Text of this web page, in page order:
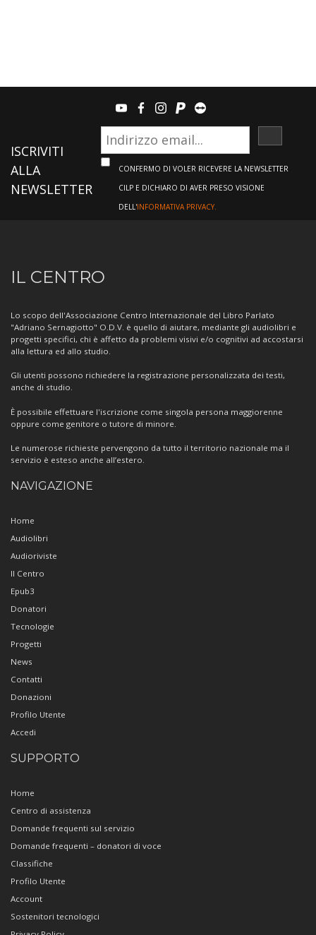
youtubefacebook
instagram
paypalteamviewer
ISCRIVITI
ALLA
NEWSLETTER
CONFERMO DI VOLER RICEVERE LA NEWSLETTER
CILP E DICHIARO DI AVER PRESO VISIONE
DELL'INFORMATIVA PRIVACY.
Informazioni
sul
Centro
IL CENTRO
Lo scopo dell'Associazione Centro Internazionale del Libro Parlato
"Adriano Sernagiotto" O.D.V. è quello di aiutare, mediante gli audiolibri e
progetti specifici, chi è affetto da problemi visivi e/o cognitivi ad accostarsi
alla lettura ed allo studio.
Gli utenti possono richiedere la registrazione personalizzata dei testi,
anche di studio.
È possibile effettuare l'iscrizione come singola persona maggiorenne
oppure come genitore o tutore di minore.
Le numerose richieste pervengono da tutto il territorio nazionale ma il
servizio è esteso anche all’estero.
NAVIGAZIONE
Home
Audiolibri
Audioriviste
Il Centro
Epub3
Donatori
Tecnologie
Progetti
News
Contatti
Donazioni
Profilo Utente
Accedi
SUPPORTO
Home
Centro di assistenza
Domande frequenti sul servizio
Domande frequenti – donatori di voce
Classifiche
Profilo Utente
Account
Sostenitori tecnologici